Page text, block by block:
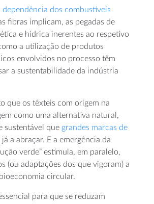
dependência dos combustíveis
fibras implicam, as pegadas de
e hídrica inerentes ao respetivo
a utilização de produtos
envolvidos no processo têm
a sustentabilidade da indústria
que os têxteis com origem na
como uma alternativa natural,
sustentável que grandes marcas de
já a abraçar. E a emergência da
verde” estimula, em paralelo,
(ou adaptações dos que vigoram) a
circular.
para que se reduzam